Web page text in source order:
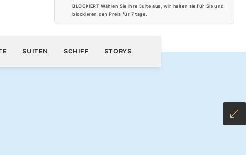
BLOCKIERT Wählen Sie Ihre Suite aus, wir halten sie für Sie und
blockieren den Preis für 7 tage.
DEM TARIF ALL-INCLUSIVE
KREUZFAHRT BUCHEN
SUITEN SCHIFF STORYS